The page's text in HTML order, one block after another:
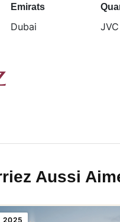
Emirats
Dubai JVC
Aussi
2025